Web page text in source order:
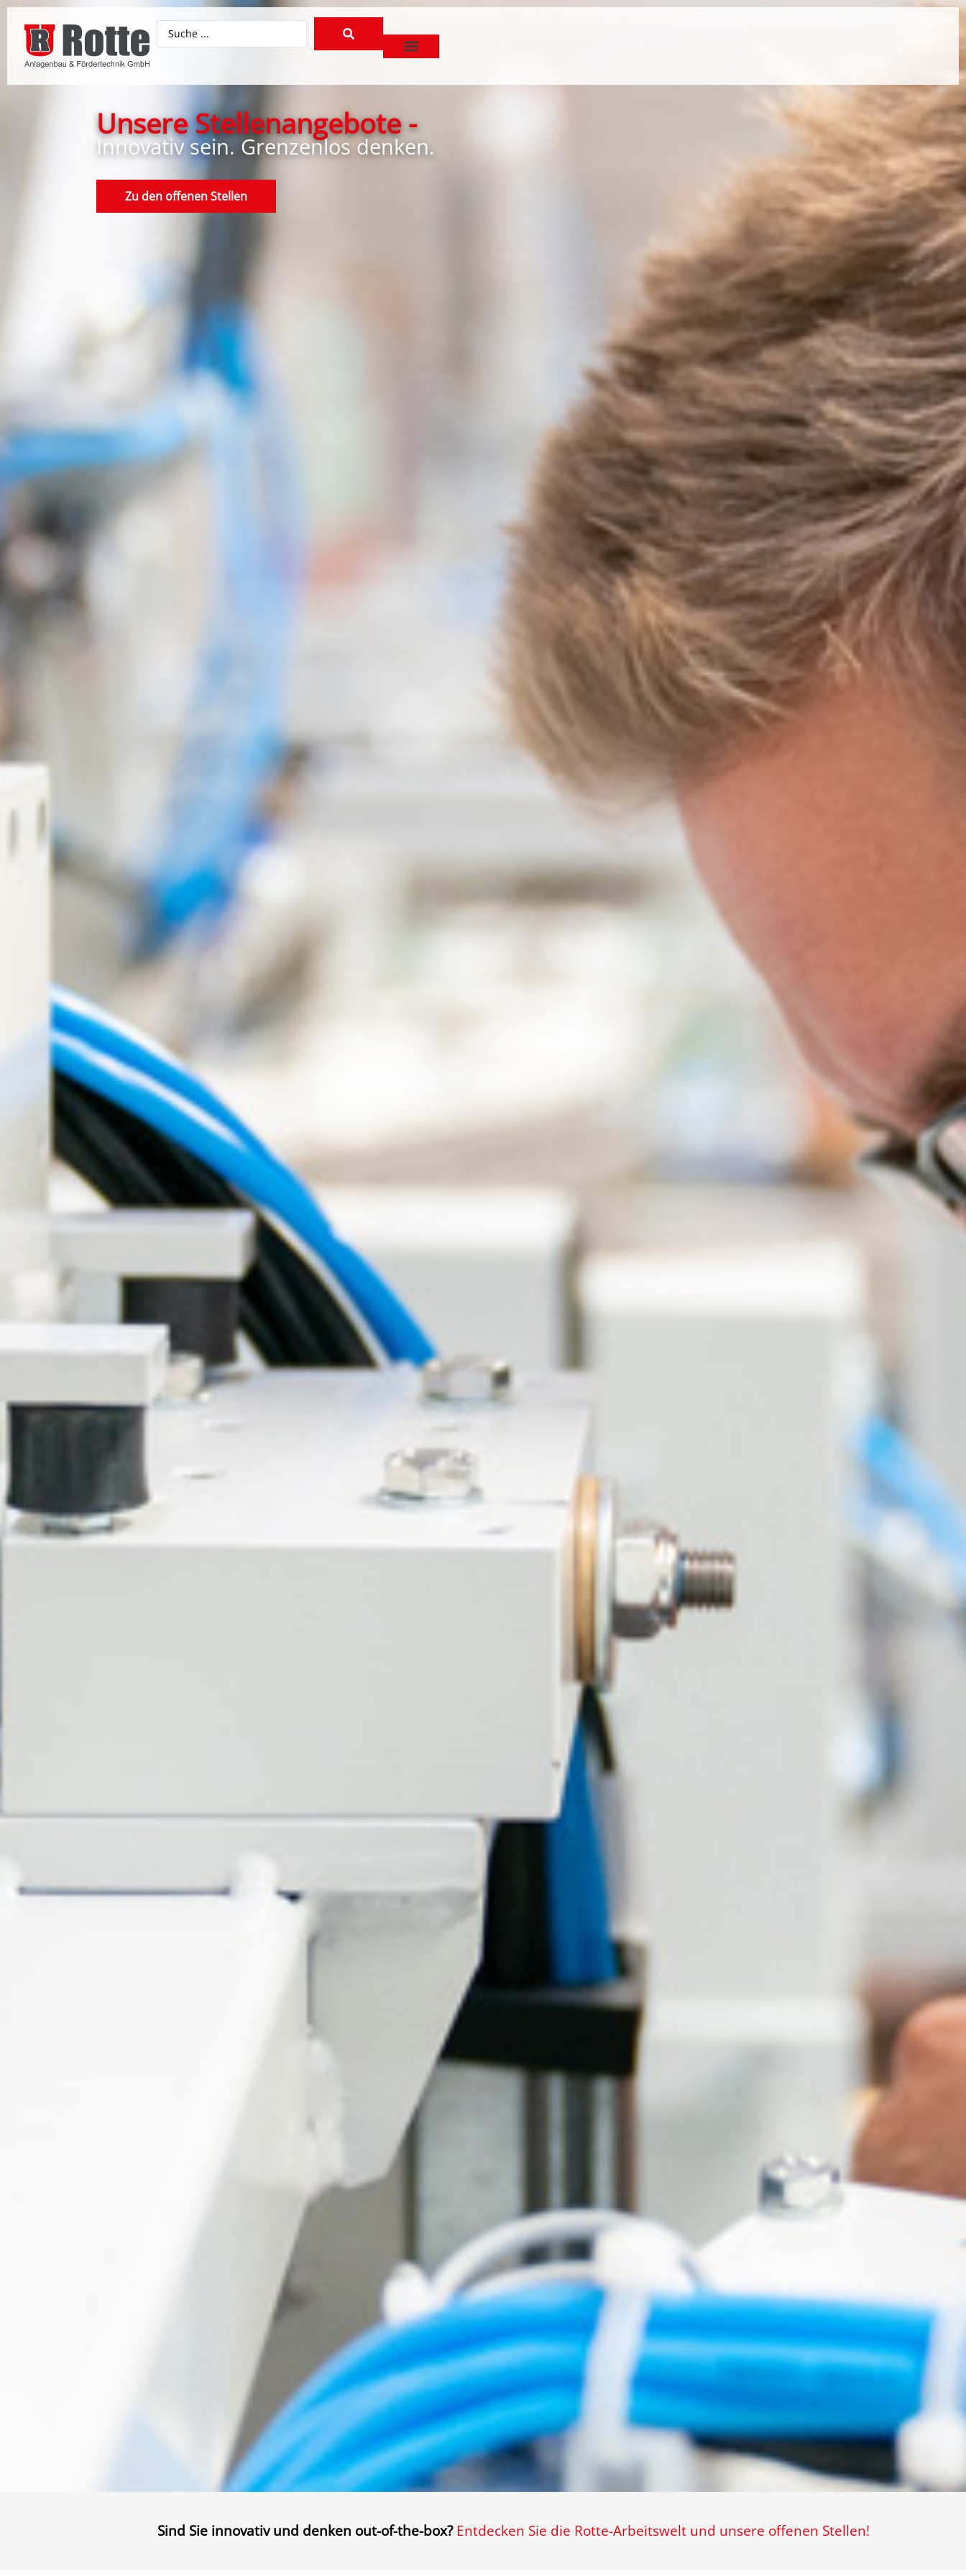
Unsere Stellenangebote -
Innovativ sein. Grenzenlos denken.
Zu den offenen Stellen
Sind Sie innovativ und denken out-of-the-box? Entdecken Sie die Rotte-Arbeitswelt und unsere offenen Stellen!